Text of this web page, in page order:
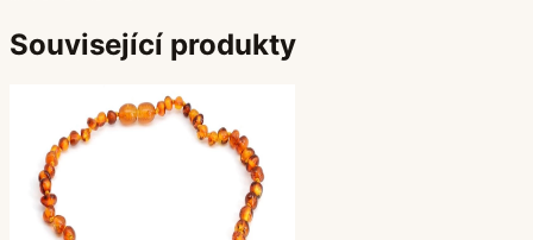
Související produkty